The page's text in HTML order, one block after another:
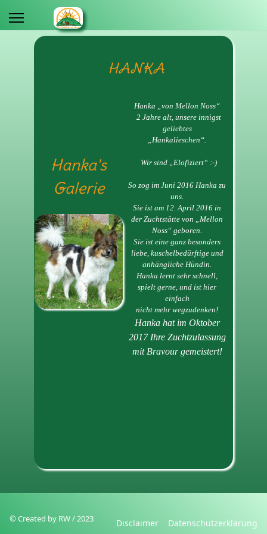
HANKA
Hanka's
Galerie
Hanka „von Mellon Noss“
2 Jahre alt, unsere innigst
geliebtes
„Hankalieschen“.
Wir sind „Elofiziert“ :-)
So zog im Juni 2016 Hanka zu
uns.
Sie ist am 12. April 2016 in
der Zuchtstätte von „Mellon
Noss“ geboren.
Sie ist eine ganz besonders
liebe, kuschelbedürftige und
anhängliche Hündin.
Hanka lernt sehr schnell,
spielt gerne, und ist hier
einfach
nicht mehr wegzudenken!
Hanka hat im Oktober
2017 Ihre Zuchtzulassung
mit Bravour gemeistert!
© Created by RW / 2023 Disclaimer Datenschutzerklärung